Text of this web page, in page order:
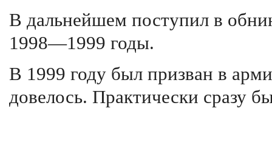
В дальнейшем поступил в
1998—1999 годы.
В 1999 году был призван в
довелось. Практически сразу